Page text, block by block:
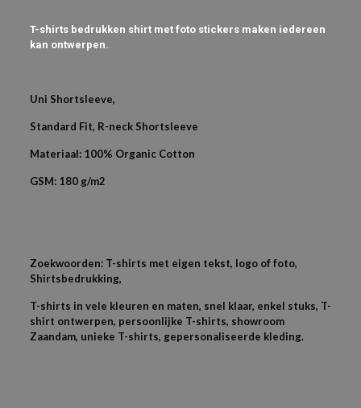
T-shirts bedrukken shirt met foto stickers maken iedereen
kan ontwerpen.
Uni Shortsleeve,
Standard Fit, R-neck Shortsleeve
Materiaal: 100% Organic Cotton
GSM: 180 g/m2
Zoekwoorden: T-shirts met eigen tekst, logo of foto,
Shirtsbedrukking,
T-shirts in vele kleuren en maten, snel klaar, enkel stuks, T-
shirt ontwerpen, persoonlijke T-shirts, showroom
Zaandam, unieke T-shirts, gepersonaliseerde kleding.